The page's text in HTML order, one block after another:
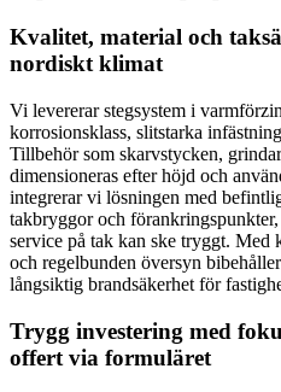
Kvalitet, material och
nordiskt klimat
Vi levererar stegsystem i
korrosionsklass, slitstarka
Tillbehör som skarvstycken,
dimensioneras efter höjd och
integrerar vi lösningen med
takbryggor och
service på tak kan ske tryggt.
och regelbunden översyn
långsiktig brandsäkerhet för
Trygg investering med
offert via formuläret